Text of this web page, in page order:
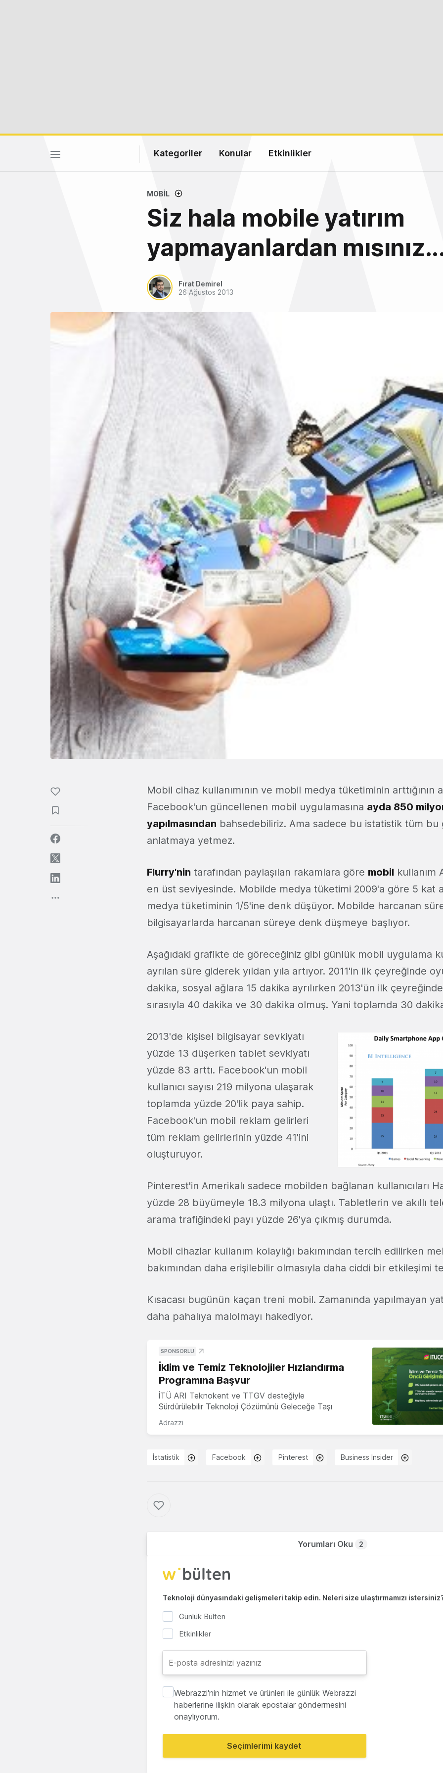
Kategoriler Konular Etkinlikler
MOBIL
Siz hala mobile yatırım
yapmayanlardan
Fırat Demirel
26 Ağustos 2013
Mobil cihaz kullanımının ve mobil medya tüketiminin arttığının
Facebook'un güncellenen mobil uygulamasına ayda 850
yapılmasından bahsedebiliriz. Ama sadece bu istatistik tüm bu
anlatmaya yetmez.
Flurry'nin tarafından paylaşılan rakamlara göre mobil kullanım
en üst seviyesinde. Mobilde medya tüketimi 2009'a göre 5 kat
medya tüketiminin 1/5'ine denk düşüyor. Mobilde harcanan
bilgisayarlarda harcanan süreye denk düşmeye başlıyor.
Aşağıdaki grafikte de göreceğiniz gibi günlük mobil uygulama
ayrılan süre giderek yıldan yıla artıyor. 2011'in ilk çeyreğinde
dakika, sosyal ağlara 15 dakika ayrılırken 2013'ün ilk
sırasıyla 40 dakika ve 30 dakika olmuş. Yani toplamda 30
2013'de kişisel bilgisayar sevkiyatı
yüzde 13 düşerken tablet sevkiyatı
yüzde 83 arttı. Facebook'un mobil
kullanıcı sayısı 219 milyona ulaşarak
toplamda yüzde 20'lik paya sahip.
Facebook'un mobil reklam gelirleri
tüm reklam gelirlerinin yüzde 41'ini
oluşturuyor.
Pinterest'in Amerikalı sadece mobilden bağlanan kullanıcıları
yüzde 28 büyümeyle 18.3 milyona ulaştı. Tabletlerin ve akıllı
arama trafiğindeki payı yüzde 26'ya çıkmış durumda.
Mobil cihazlar kullanım kolaylığı bakımından tercih edilirken
bakımından daha erişilebilir olmasıyla daha ciddi bir etkileşimi
Kısacası bugünün kaçan treni mobil. Zamanında yapılmayan
daha pahalıya malolmayı hakediyor.
SPONSORLU
İklim ve Temiz Teknolojiler Hızlandırma
Programına Başvur
İTÜ ARI Teknokent ve TTGV desteğiyle
Sürdürülebilir Teknoloji Çözümünü Geleceğe Taşı
Adrazzi
İstatistik Facebook Pinterest Business Insider
Yorumları Oku 2
Teknoloji dünyasındaki gelişmeleri takip edin. Neleri size ulaştırmamızı
Günlük Bülten
Etkinlikler
Webrazzi'nin hizmet ve ürünleri ile günlük Webrazzi
haberlerine ilişkin olarak epostalar göndermesini
onaylıyorum.
Seçimlerimi kaydet